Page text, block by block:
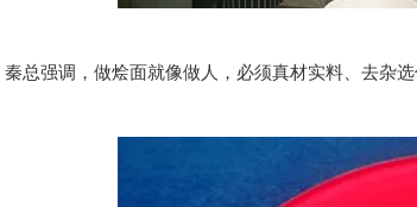
强调，做烩面就像做人，必须真材实料、去杂选